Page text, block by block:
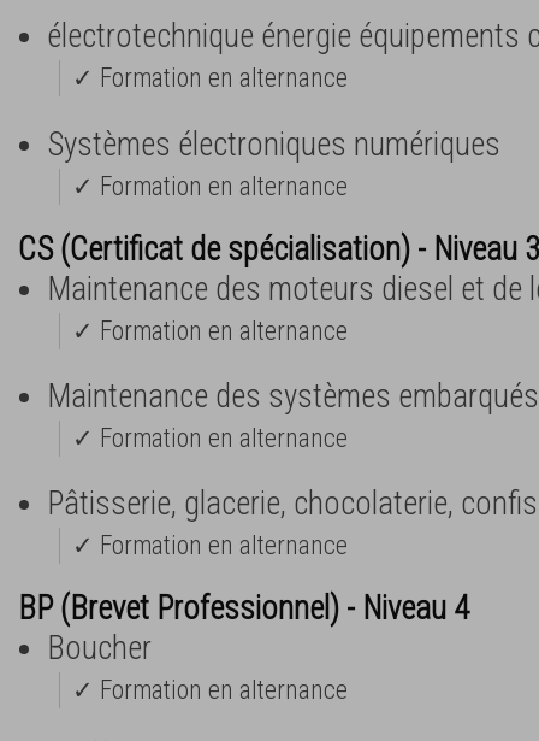
électrotechnique énergie équipements
✓ Formation en alternance
Systèmes électroniques numériques
✓ Formation en alternance
CS (Certificat de spécialisation) - Niveau 3
Maintenance des moteurs diesel et de
✓ Formation en alternance
Maintenance des systèmes
✓ Formation en alternance
Pâtisserie, glacerie, chocolaterie,
✓ Formation en alternance
BP (Brevet Professionnel) - Niveau 4
Boucher
✓ Formation en alternance